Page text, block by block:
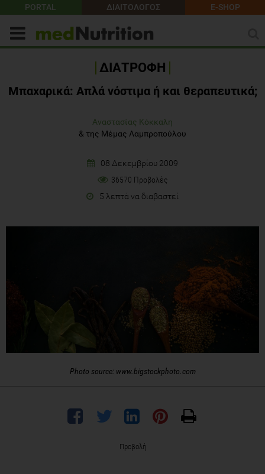
PORTAL ΔΙΑΙΤΟΛΟΓΟΣ E-SHOP
ΔΙΑΤΡΟΦΗ
Μπαχαρικά: Απλά νόστιμα ή και θεραπευτικά;
Αναστασίας Κόκκαλη
& της Μέμας Λαμπροπούλου
08 Δεκεμβρίου 2009
36570 Προβολές
5 λεπτά να διαβαστεί
Photo source: www.bigstockphoto.com
Προβολή